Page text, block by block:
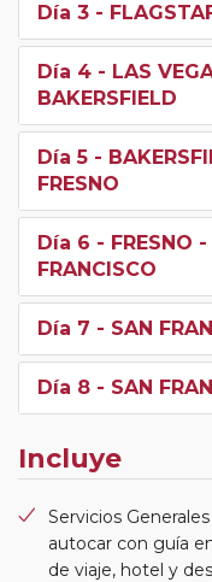
Día 3 -
Día 4 - LAS
BAKERSFIELD
Día 5 -
FRESNO
Día 6 - FRESNO
FRANCISCO
Día 7 - SAN
Día 8 - SAN
Incluye
Servicios
autocar con guía
de viaje, hotel y